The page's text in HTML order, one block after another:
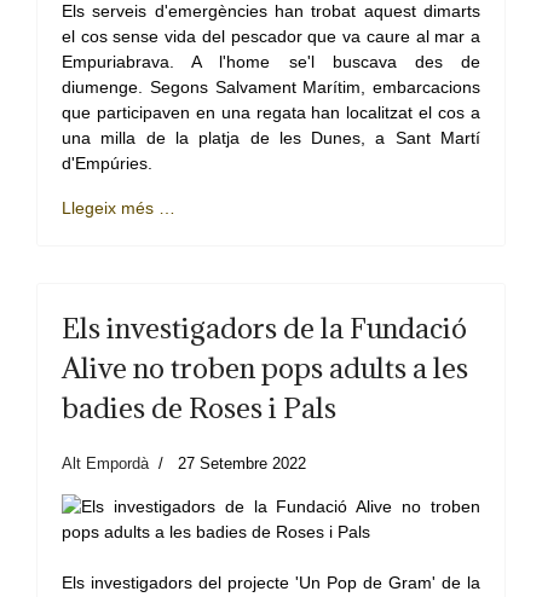
Els serveis d'emergències han trobat aquest dimarts
el cos sense vida del pescador que va caure al mar a
Empuriabrava. A l'home se'l buscava des de
diumenge. Segons Salvament Marítim, embarcacions
que participaven en una regata han localitzat el cos a
una milla de la platja de les Dunes, a Sant Martí
d'Empúries.
Llegeix més …
Els investigadors de la Fundació
Alive no troben pops adults a les
badies de Roses i Pals
Alt Empordà 27 Setembre 2022
Els investigadors del projecte 'Un Pop de Gram' de la